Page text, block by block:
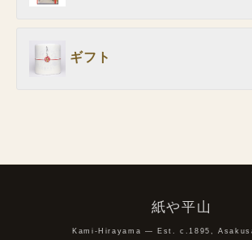
ギフト
紙や平山
Kami-Hirayama — Est. c.1895,